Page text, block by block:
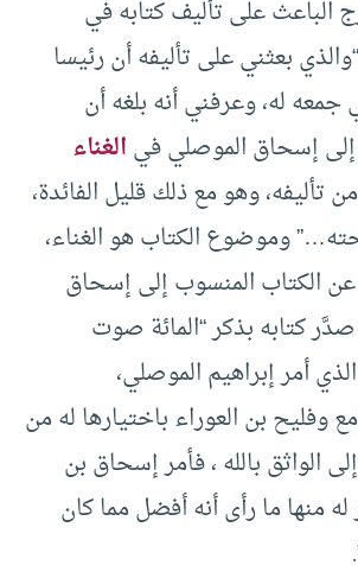
الباعث على تأليف كتابه في
بعثني على تأليفه أن رئيسا
جمعه له، وعرفني أنه بلغه أن
إلى إسحاق الموصلي فيالغناء
وهو مع ذلك قليل الفائدة،
وموضوع الكتاب هو الغناء،
عن الكتاب المنسوب إلى إسحاق
كتابه بذكر “المائة صوت
أمر إبراهيم الموصلي،
وفليح بن العوراء باختيارها له من
الواثق بالله ، فأمر إسحاق بن
منها ما رأى أنه أفضل مما كان